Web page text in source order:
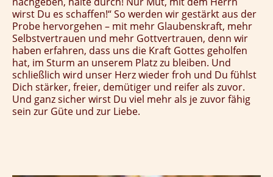
wirst Du es schaffen!“ So werden wir gestärkt aus der
Probe hervorgehen – mit mehr Glaubenskraft, mehr
Selbstvertrauen und mehr Gottvertrauen, denn wir
haben erfahren, dass uns die Kraft Gottes geholfen
hat, im Sturm an unserem Platz zu bleiben. Und
schließlich wird unser Herz wieder froh und Du fühlst
Dich stärker, freier, demütiger und reifer als zuvor.
Und ganz sicher wirst Du viel mehr als je zuvor fähig
sein zur Güte und zur Liebe.